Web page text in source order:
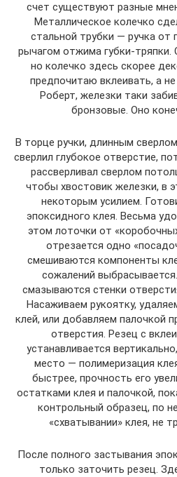
счет существуют разные
Металлическое колечко
стальной трубки — ручка
рычагом отжима губки-тряпки.
но колечко здесь скорее
предпочитаю вклеивать, а
Роберт, железки таки
бронзовые. Оно
В торце ручки, длинным
сверлил глубокое отверстие,
рассверливал сверлом
чтобы хвостовик железки, в
некоторым усилием.
эпоксидного клея. Весьма
этом лоточки от
отрезается одно
смешиваются компоненты
сожалений
смазываются стенки
Насаживаем рукоятку,
клей, или добавляем палочкой
отверстия. Резец с
устанавливается
место — полимеризация
быстрее, прочность его
остатками клея и палочкой,
контрольный образец, по
«схватывании» клея, не
После полного застывания
только заточить резец.